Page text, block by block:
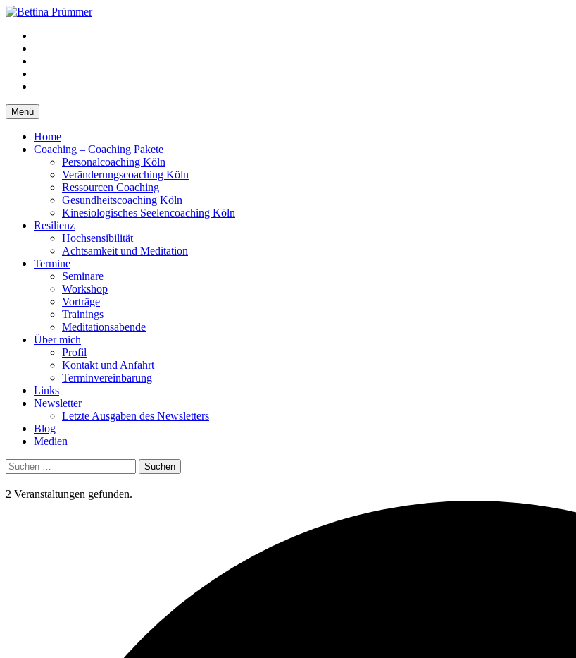
Springe
Inhalt
Menü
Home
Coaching – Coaching Pakete
Personalcoaching Köln
Veränderungscoaching Köln
Ressourcen Coaching
Gesundheitscoaching Köln
Kinesiologisches Seelencoaching Köln
Resilienz
Hochsensibilität
Achtsamkeit und Meditation
Termine
Seminare
Workshop
Vorträge
Trainings
Meditationsabende
Über mich
Profil
Kontakt und Anfahrt
Terminvereinbarung
Links
Newsletter
Letzte Ausgaben des Newsletters
Blog
Medien
Suchen
nach:
2 Veranstaltungen gefunden.